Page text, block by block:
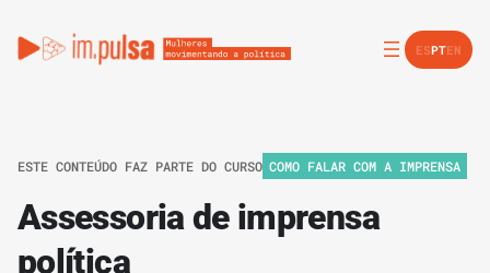
ESPTEN
ESTE CONTEÚDO FAZ PARTE DO CURSO COMO FALAR COM A IMPRENSA
Assessoria de imprensa
política